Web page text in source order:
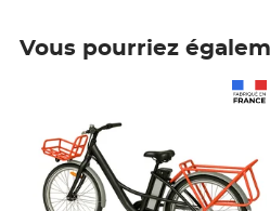
Vous pourriez